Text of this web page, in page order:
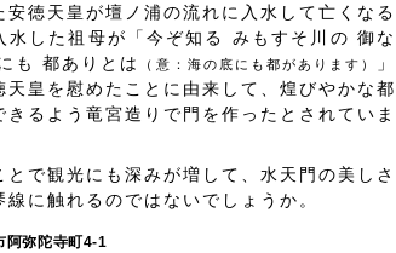
安徳天皇が壇ノ浦の流れに入水して亡くなる
水した祖母が「今ぞ知る みもすそ川の 御な
も 都ありとは
（意：海の底にも都があります）
」
天皇を慰めたことに由来して、煌びやかな都
きるよう竜宮造りで門を作ったとされていま
とで観光にも深みが増して、水天門の美しさ
線に触れるのではないでしょうか。
阿弥陀寺町4-1